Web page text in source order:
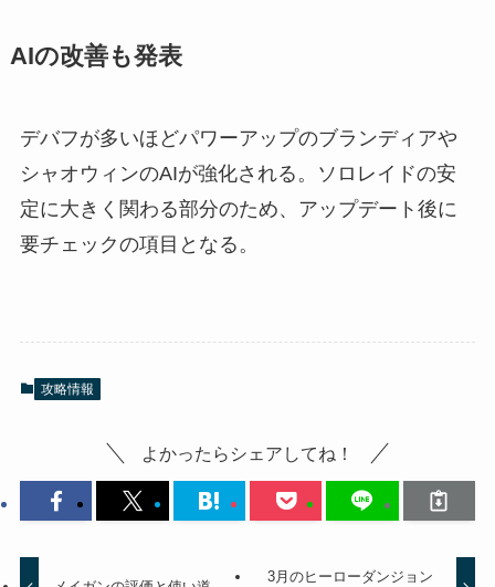
AIの改善も発表
デバフが多いほどパワーアップのブランディアや
シャオウィンのAIが強化される。ソロレイドの安
定に大きく関わる部分のため、アップデート後に
要チェックの項目となる。
攻略情報
よかったらシェアしてね！
3月のヒーローダンジョン